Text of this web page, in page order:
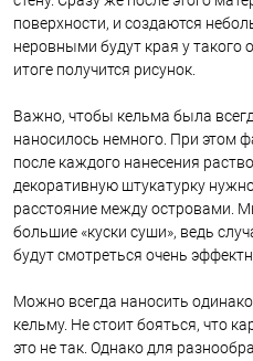
поверхности, и создаются
неровными будут края у такого
итоге получится рисунок.
Важно, чтобы кельма была
наносилось немного. При этом
после каждого нанесения
декоративную штукатурку
расстояние между островами.
большие «куски суши», ведь
будут смотреться очень
Можно всегда наносить
кельму. Не стоит бояться, что
это не так. Однако для